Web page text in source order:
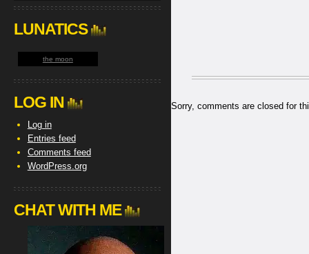
Sorry, comments are closed for
LUNATICS
the moon
LOG IN
Log in
Entries feed
Comments feed
WordPress.org
CHAT WITH ME